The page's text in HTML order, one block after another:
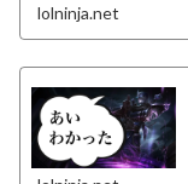
lolninja.net